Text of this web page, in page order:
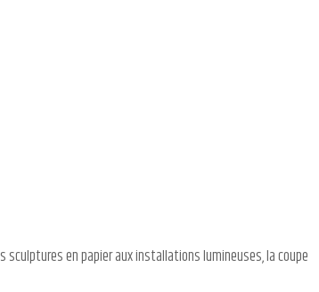
en papier aux installations lumineuses, la coupe